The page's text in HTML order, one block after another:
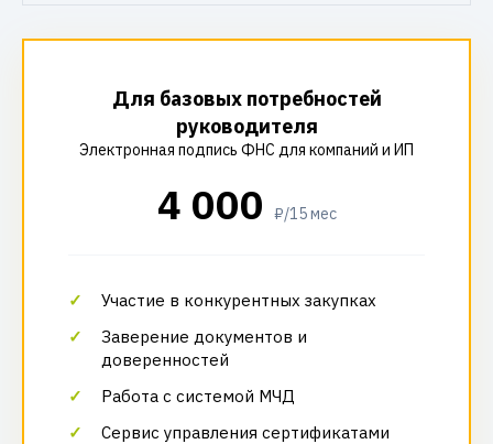
Для базовых потребностей
руководителя
Электронная подпись ФНС для компаний и ИП
4 000 ₽/15 мес
Участие в конкурентных закупках
Заверение документов и
доверенностей
Работа с системой МЧД
Сервис управления сертификатами